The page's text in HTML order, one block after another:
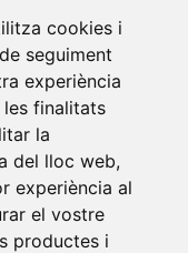
cookies i
seguiment
experiència
finalitats
la
del lloc web,
experiència al
el vostre
productes i